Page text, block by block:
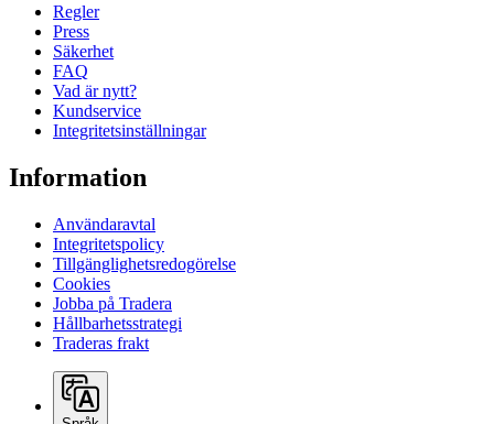
Regler
Press
Säkerhet
FAQ
Vad är nytt?
Kundservice
Integritetsinställningar
Information
Användaravtal
Integritetspolicy
Tillgänglighetsredogörelse
Cookies
Jobba på Tradera
Hållbarhetsstrategi
Traderas frakt